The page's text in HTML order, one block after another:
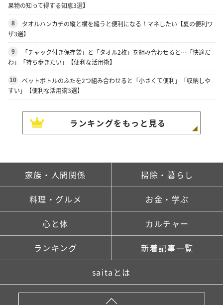
果物の知って得する知恵3選】
8
タオルハンカチの縦と横を縫うと便利になる！マネしたい【夏の便利ワ
ザ3選】
9
「チャック付き保存袋」と「タオル2枚」を組み合わせると…「快適だ
わ」「持ち歩きたい」【便利な活用術】
10
ペットボトルのふたを2つ組み合わせると「小さくて便利」「収納しや
すい」【便利な活用術3選】
ランキングをもっと見る
家族・人間関係 掃除・暮らし
料理・グルメ お金・学ぶ
心と体 カルチャー
ランキング 新着記事一覧
saitaとは